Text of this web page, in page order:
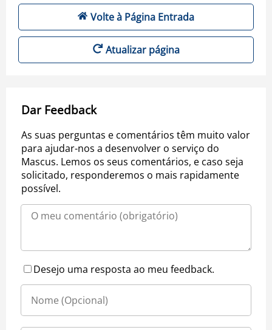
Volte à Página Entrada
Atualizar página
Dar Feedback
As suas perguntas e comentários têm muito valor
para ajudar-nos a desenvolver o serviço do
Mascus. Lemos os seus comentários, e caso seja
solicitado, responderemos o mais rapidamente
possível.
Desejo uma resposta ao meu feedback.